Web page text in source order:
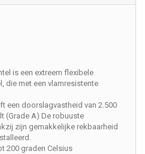
is een extreem flexibele
die met een vlamresistente
een doorslagvastheid van 2.500
(Grade A) De robuuste
zijn gemakkelijke rekbaarheid
200 graden Celsius